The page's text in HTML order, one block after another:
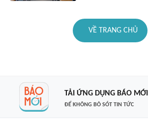
VỀ TRANG CHỦ
TẢI ỨNG DỤNG BÁO MỚI
ĐỂ KHÔNG BỎ SÓT TIN TỨC